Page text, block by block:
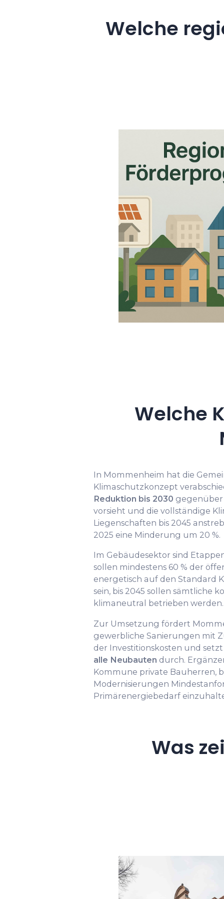
Welche
Welche
In Mommenheim hat die
Klimaschutzkonzept
Reduktion bis 2030 gegenüber
vorsieht und die vollständige
Liegenschaften bis 2045
2025 eine Minderung um 20 %.
Im Gebäudesektor sind
sollen mindestens 60 % der
energetisch auf den Standard
sein, bis 2045 sollen sämtliche
klimaneutral betrieben werden.
Zur Umsetzung fördert
gewerbliche Sanierungen mit
der Investitionskosten und
alle Neubauten durch.
Kommune private Bauherren,
Modernisierungen
Primärenergiebedarf
Was